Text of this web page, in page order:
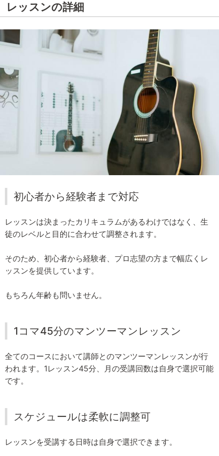
レッスンの詳細
初心者から経験者まで対応
レッスンは決まったカリキュラムがあるわけではなく、生
徒のレベルと目的に合わせて調整されます。
そのため、初心者から経験者、プロ志望の方まで幅広くレ
ッスンを提供しています。
もちろん年齢も問いません。
1コマ45分のマンツーマンレッスン
全てのコースにおいて講師とのマンツーマンレッスンが行
われます。1レッスン45分、月の受講回数は自身で選択可能
です。
スケジュールは柔軟に調整可
レッスンを受講する日時は自身で選択できます。